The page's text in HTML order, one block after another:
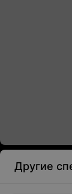
Другие